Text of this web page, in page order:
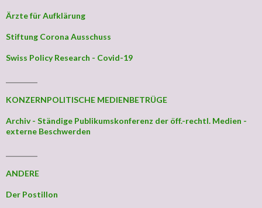
Ärzte für Aufklärung
Stiftung Corona Ausschuss
Swiss Policy Research - Covid-19
KONZERNPOLITISCHE MEDIENBETRÜGE
Archiv - Ständige Publikumskonferenz der öff.-rechtl. Medien -
externe Beschwerden
ANDERE
Der Postillon